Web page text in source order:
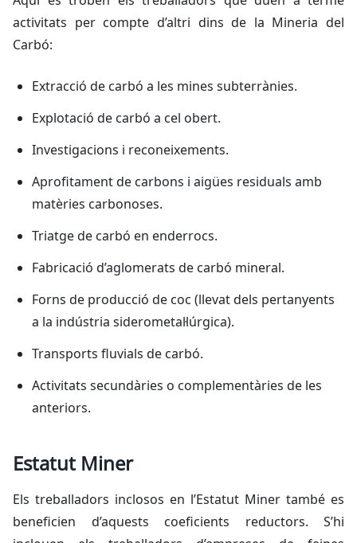
activitats per compte d’altri dins de la Mineria del
Carbó:
Extracció de carbó a les mines subterrànies.
Explotació de carbó a cel obert.
Investigacions i reconeixements.
Aprofitament de carbons i aigües residuals amb
matèries carbonoses.
Triatge de carbó en enderrocs.
Fabricació d’aglomerats de carbó mineral.
Forns de producció de coc (llevat dels pertanyents
a la indústria siderometal·lúrgica).
Transports fluvials de carbó.
Activitats secundàries o complementàries de les
anteriors.
Estatut Miner
Els treballadors inclosos en l’Estatut Miner també es
beneficien d’aquests coeficients reductors. S’hi